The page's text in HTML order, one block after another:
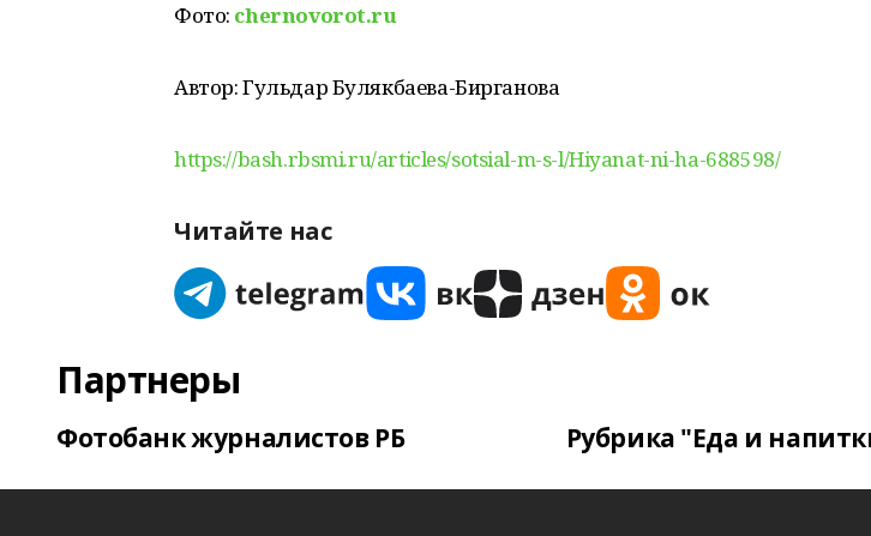
Фото: chernovorot.ru
Автор: Гульдар Булякбаева-Бирганова
https://bash.rbsmi.ru/articles/sotsial-m-s-l/Hiyanat-ni-ha-688598/
Читайте нас
Партнеры
Фотобанк журналистов РБ Рубрика "Еда и